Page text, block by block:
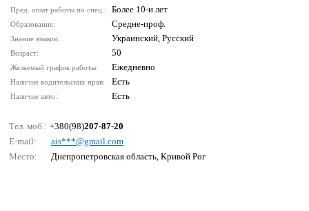
Пред. опыт работы по спец.: Более 10-и лет
Образование: Средне-проф.
Знание языков: Украинский, Русский
Возраст: 50
Желаемый график работы: Ежедневно
Наличие водительских прав: Есть
Наличие авто: Есть
Тел. моб.: +380(98)207-87-20
E-mail:
аis***@gmаil.соm
Место:
Днепропетровская область, Кривой Рог